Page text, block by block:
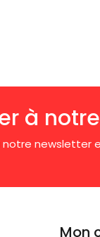
à
notre newsletter
Mon